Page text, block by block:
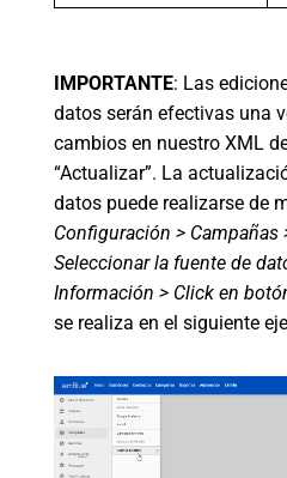
IMPORTANTE: Las
datos serán efectivas una
cambios en nuestro XML
“Actualizar”. La
datos puede realizarse de
Configuración > Campañas
Seleccionar la fuente de
Información > Click en
se realiza en el siguiente